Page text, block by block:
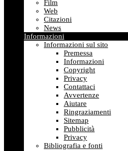
Film
Web
Citazioni
News
Informazioni
Informazioni sul sito
Premessa
Informazioni
Copyright
Privacy
Contattaci
Avvertenze
Aiutare
Ringraziamenti
Sitemap
Pubblicità
Privacy
Bibliografia e fonti